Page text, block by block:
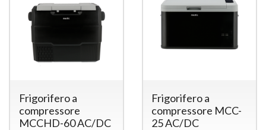
Frigorifero a
compressore
MCCHD-60 AC/DC
Frigorifero a
compressore MCC-
25 AC/DC